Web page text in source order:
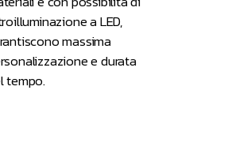
a LED,
massima
e durata
tempo.